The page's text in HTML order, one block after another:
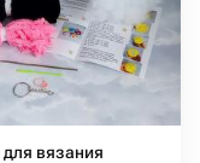
вязания